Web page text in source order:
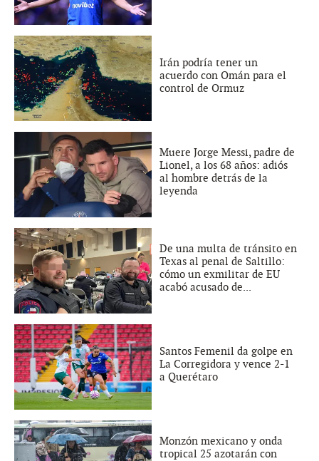
Irán podría tener un
acuerdo con Omán para el
control de Ormuz
Muere Jorge Messi, padre de
Lionel, a los 68 años: adiós
al hombre detrás de la
leyenda
De una multa de tránsito en
Texas al penal de Saltillo:
cómo un exmilitar de EU
acabó acusado de...
Santos Femenil da golpe en
La Corregidora y vence 2-1
a Querétaro
Monzón mexicano y onda
tropical 25 azotarán con